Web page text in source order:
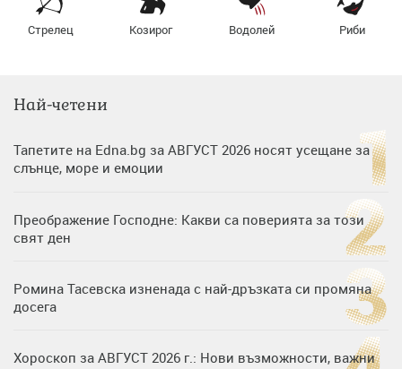
Стрелец Козирог Водолей Риби
Най-четени
Тапетите на Edna.bg за АВГУСТ 2026 носят усещане за
слънце, море и емоции
Преображение Господне: Какви са поверията за този
свят ден
Ромина Тасевска изненада с най-дръзката си промяна
досега
Хороскоп за АВГУСТ 2026 г.: Нови възможности, важни